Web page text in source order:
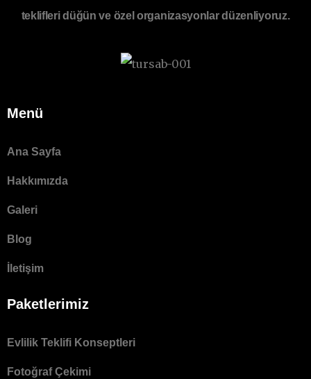
teklifleri düğün ve özel organizasyonlar düzenliyoruz.
Menü
Ana Sayfa
Hakkımızda
Galeri
Blog
İletişim
Paketlerimiz
Evlilik Teklifi Konseptleri
Fotoğraf Çekimi